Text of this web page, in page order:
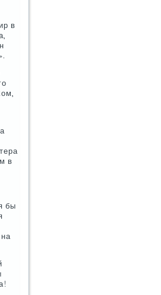
в
в
бы